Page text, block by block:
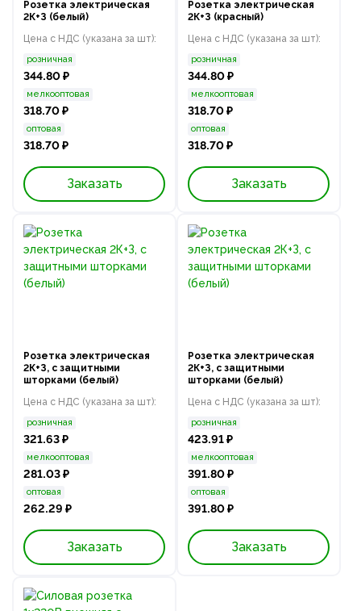
Розетка электрическая
2К+З (белый)
Цена с НДС (указана за шт):
розничная
344.80 ₽
мелкооптовая
318.70 ₽
оптовая
318.70 ₽
Заказать
Розетка электрическая
2К+З (красный)
Цена с НДС (указана за шт):
розничная
344.80 ₽
мелкооптовая
318.70 ₽
оптовая
318.70 ₽
Заказать
Розетка электрическая
2К+З, с защитными
шторками (белый)
Цена с НДС (указана за шт):
розничная
321.63 ₽
мелкооптовая
281.03 ₽
оптовая
262.29 ₽
Заказать
Розетка электрическая
2К+З, с защитными
шторками (белый)
Цена с НДС (указана за шт):
розничная
423.91 ₽
мелкооптовая
391.80 ₽
оптовая
391.80 ₽
Заказать